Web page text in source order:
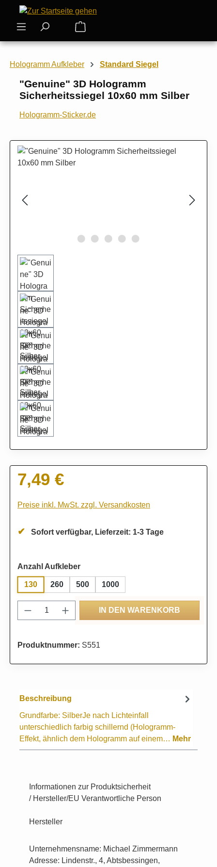
Zum Hauptinhalt springen
Warenkorb enthält 0 Positionen.
Hologramm Aufkleber Standard Siegel
"Genuine" 3D Hologramm
Sicherheitssiegel 10x60 mm Silber
Hologramm-Sticker.de
Bildergalerie überspringen
Regulärer Preis:
7,49 €
Preise inkl. MwSt. zzgl. Versandkosten
Sofort verfügbar, Lieferzeit: 1-3 Tage
Anzahl Aufkleberauswählen
130 260 500 1000
Produkt Anzahl: Gib den gewünschten
IN DEN WARENKORB
Produktnummer: S551
Beschreibung
Grundfarbe: SilberJe nach Lichteinfall
unterschiedlich farbig schillernd (Hologramm-
Effekt, ähnlich dem Hologramm auf einem… Mehr
Informationen zur Produktsicherheit
/ Hersteller/EU Verantwortliche Person
Hersteller
Unternehmensname: Michael Zimmermann
Adresse: Lindenstr., 4, Abtsbessingen,